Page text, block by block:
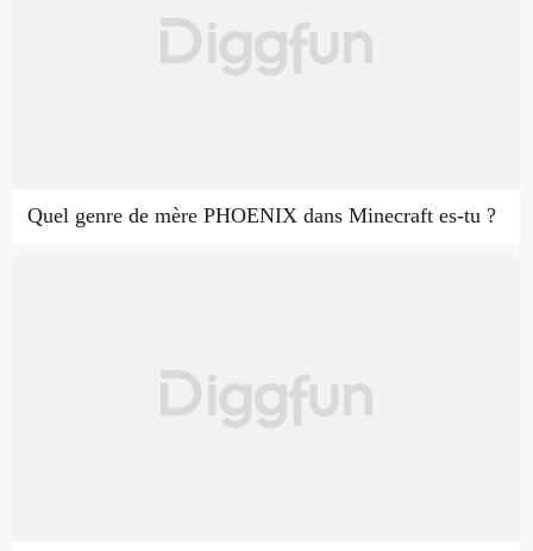
Quel genre de mère PHOENIX dans Minecraft es-tu ?